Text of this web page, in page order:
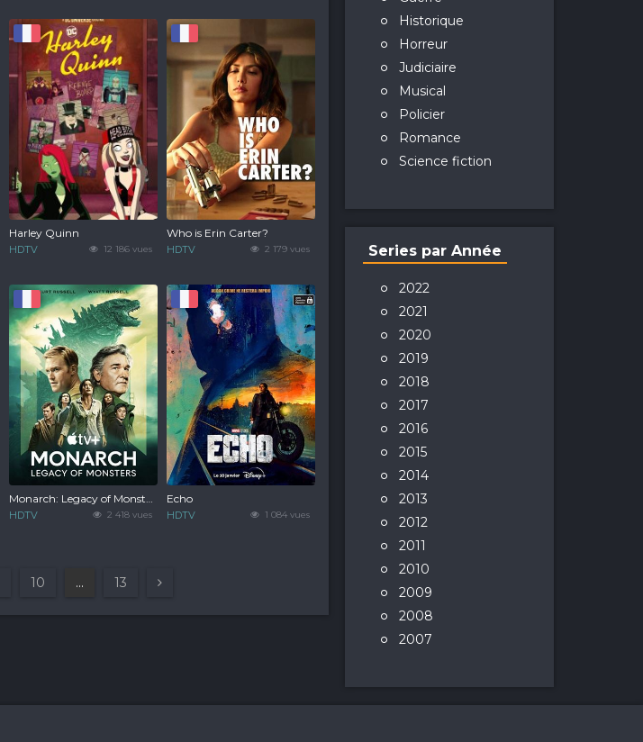
12 186 vues
Harley Quinn
HDTV 2 179 vues
Who is Erin Carter?
HDTV
2 418 vues
Monarch: Legacy of Monsters
HDTV 1 084 vues
Echo
HDTV
10 ... 13
Historique
Horreur
Judiciaire
Musical
Policier
Romance
Science fiction
Series par Année
2022
2021
2020
2019
2018
2017
2016
2015
2014
2013
2012
2011
2010
2009
2008
2007